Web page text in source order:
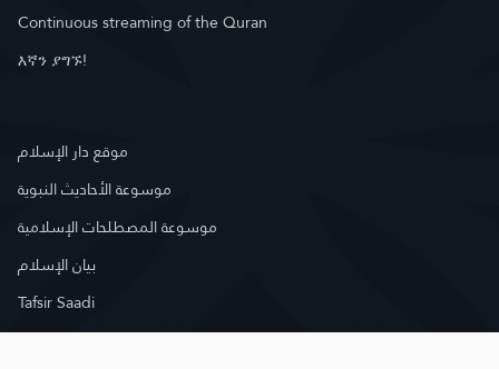
Continuous streaming of the Quran
እኛን ያግኙ!
موقع دار الإسلام
موسوعة الأحاديث النبوية
موسوعة المصطلحات الإسلامية
بيان الإسلام
Tafsir Saadi